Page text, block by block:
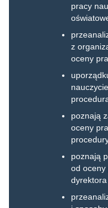
pracy
z
oceny
poznają
oceny
poznają
od oceny
dyrektora